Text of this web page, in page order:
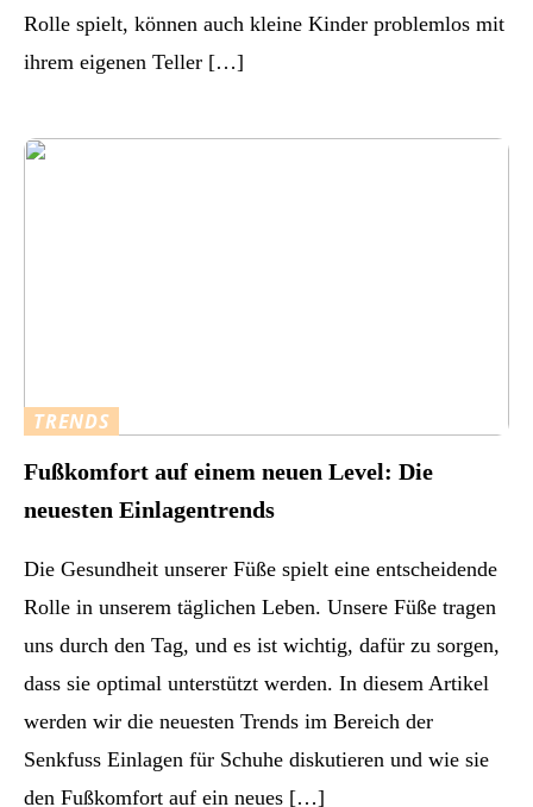
Rolle spielt, können auch kleine Kinder problemlos mit
ihrem eigenen Teller […]
TRENDS
Fußkomfort auf einem neuen Level: Die
neuesten Einlagentrends
Die Gesundheit unserer Füße spielt eine entscheidende
Rolle in unserem täglichen Leben. Unsere Füße tragen
uns durch den Tag, und es ist wichtig, dafür zu sorgen,
dass sie optimal unterstützt werden. In diesem Artikel
werden wir die neuesten Trends im Bereich der
Senkfuss Einlagen für Schuhe diskutieren und wie sie
den Fußkomfort auf ein neues […]